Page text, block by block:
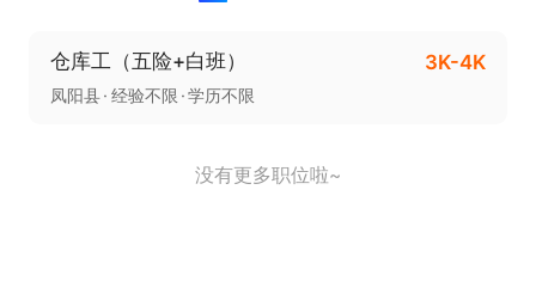
仓库工（五险+白班） 3K-4K
凤阳县 经验不限 学历不限
没有更多职位啦~